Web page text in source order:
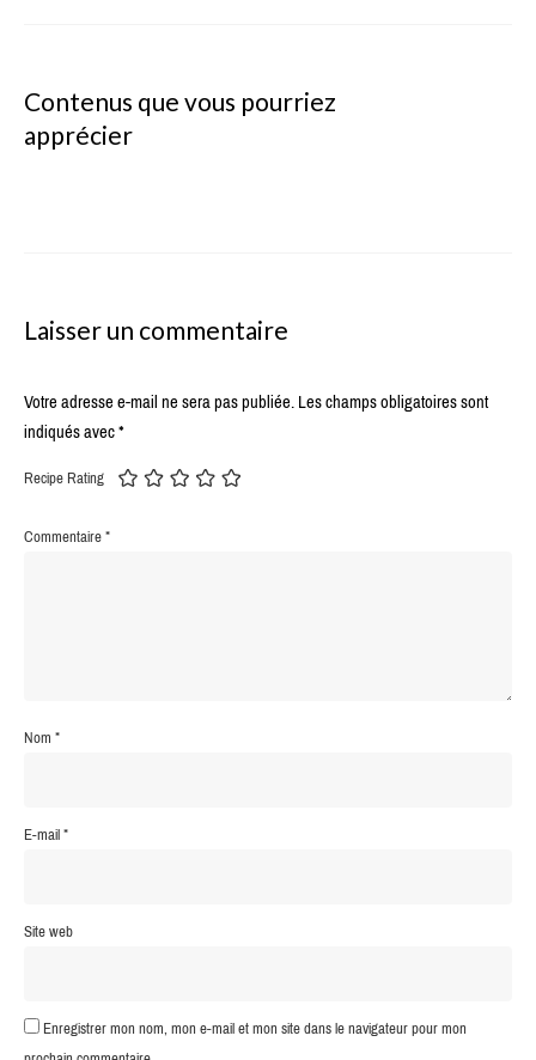
Contenus que vous pourriez
apprécier
Laisser un commentaire
Votre adresse e-mail ne sera pas publiée.Les champs obligatoires sont
indiqués avec*
Recipe Rating
Commentaire*
Nom*
E-mail*
Site web
Enregistrer mon nom, mon e-mail et mon site dans le navigateur pour mon